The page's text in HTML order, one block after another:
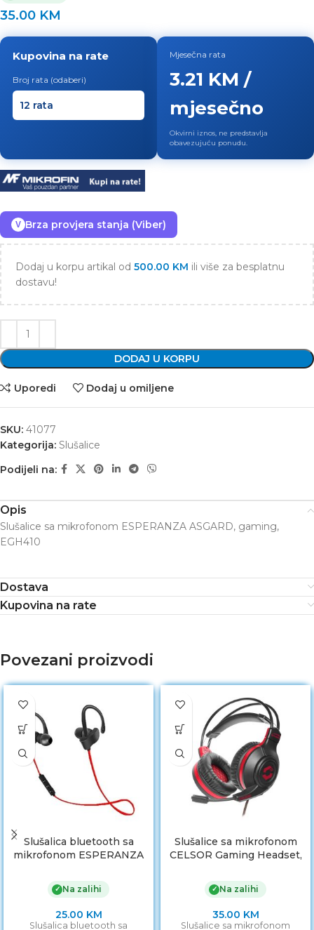
35.00 KM
Kupovina na rate
Broj rata (odaberi)
Mjesečna rata
3.21 KM /
mjesečno
Okvirni iznos, ne predstavlja
obavezujuću ponudu.
V Brza provjera stanja (Viber)
Dodaj u korpu artikal od 500.00 KM ili više za besplatnu
dostavu!
DODAJ U KORPU
Uporedi Dodaj u omiljene
SKU: 41077
Kategorija: Slušalice
Podijeli na:
Opis
Slušalice sa mikrofonom ESPERANZA ASGARD, gaming,
EGH410
Dostava
Kupovina na rate
Povezani proizvodi
Slušalica bluetooth sa
mikrofonom ESPERANZA
EH188R
✓ Na zalihi
25.00 KM
Slušalica bluetooth sa
Slušalice sa mikrofonom
CELSOR Gaming Headset,
860011-BK
✓ Na zalihi
35.00 KM
Slušalice sa mikrofonom